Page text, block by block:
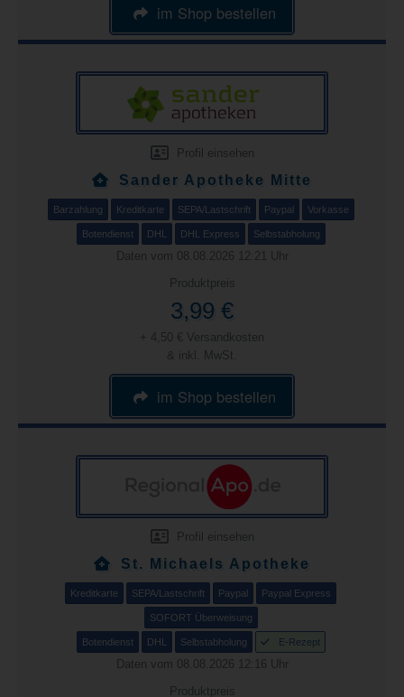
im Shop bestellen
Profil einsehen
Sander Apotheke Mitte
Barzahlung Kreditkarte SEPA/Lastschrift Paypal Vorkasse
Botendienst DHL DHL Express Selbstabholung
Daten vom 08.08.2026 12:21 Uhr
Produktpreis
3,99 €
+ 4,50 € Versandkosten
& inkl. MwSt.
im Shop bestellen
Profil einsehen
St. Michaels Apotheke
Kreditkarte SEPA/Lastschrift Paypal Paypal Express
SOFORT Überweisung
Botendienst DHL Selbstabholung E-Rezept
Daten vom 08.08.2026 12:16 Uhr
Produktpreis